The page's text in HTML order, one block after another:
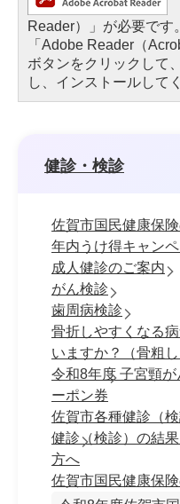
Reader）」が必要で
「Adobe Reader（
ボタンをクリックして
し、インストールして
健診・検診
佐賀市国民健康保
年内うけ得キャン
成人健診のご案内
がん検診
歯周病検診
骨折しやすくなる
いますか？（骨粗
令和8年度 子宮頸
ーポン券
佐賀市各種健診（
健診（検診）の結
方へ
佐賀市国民健康保